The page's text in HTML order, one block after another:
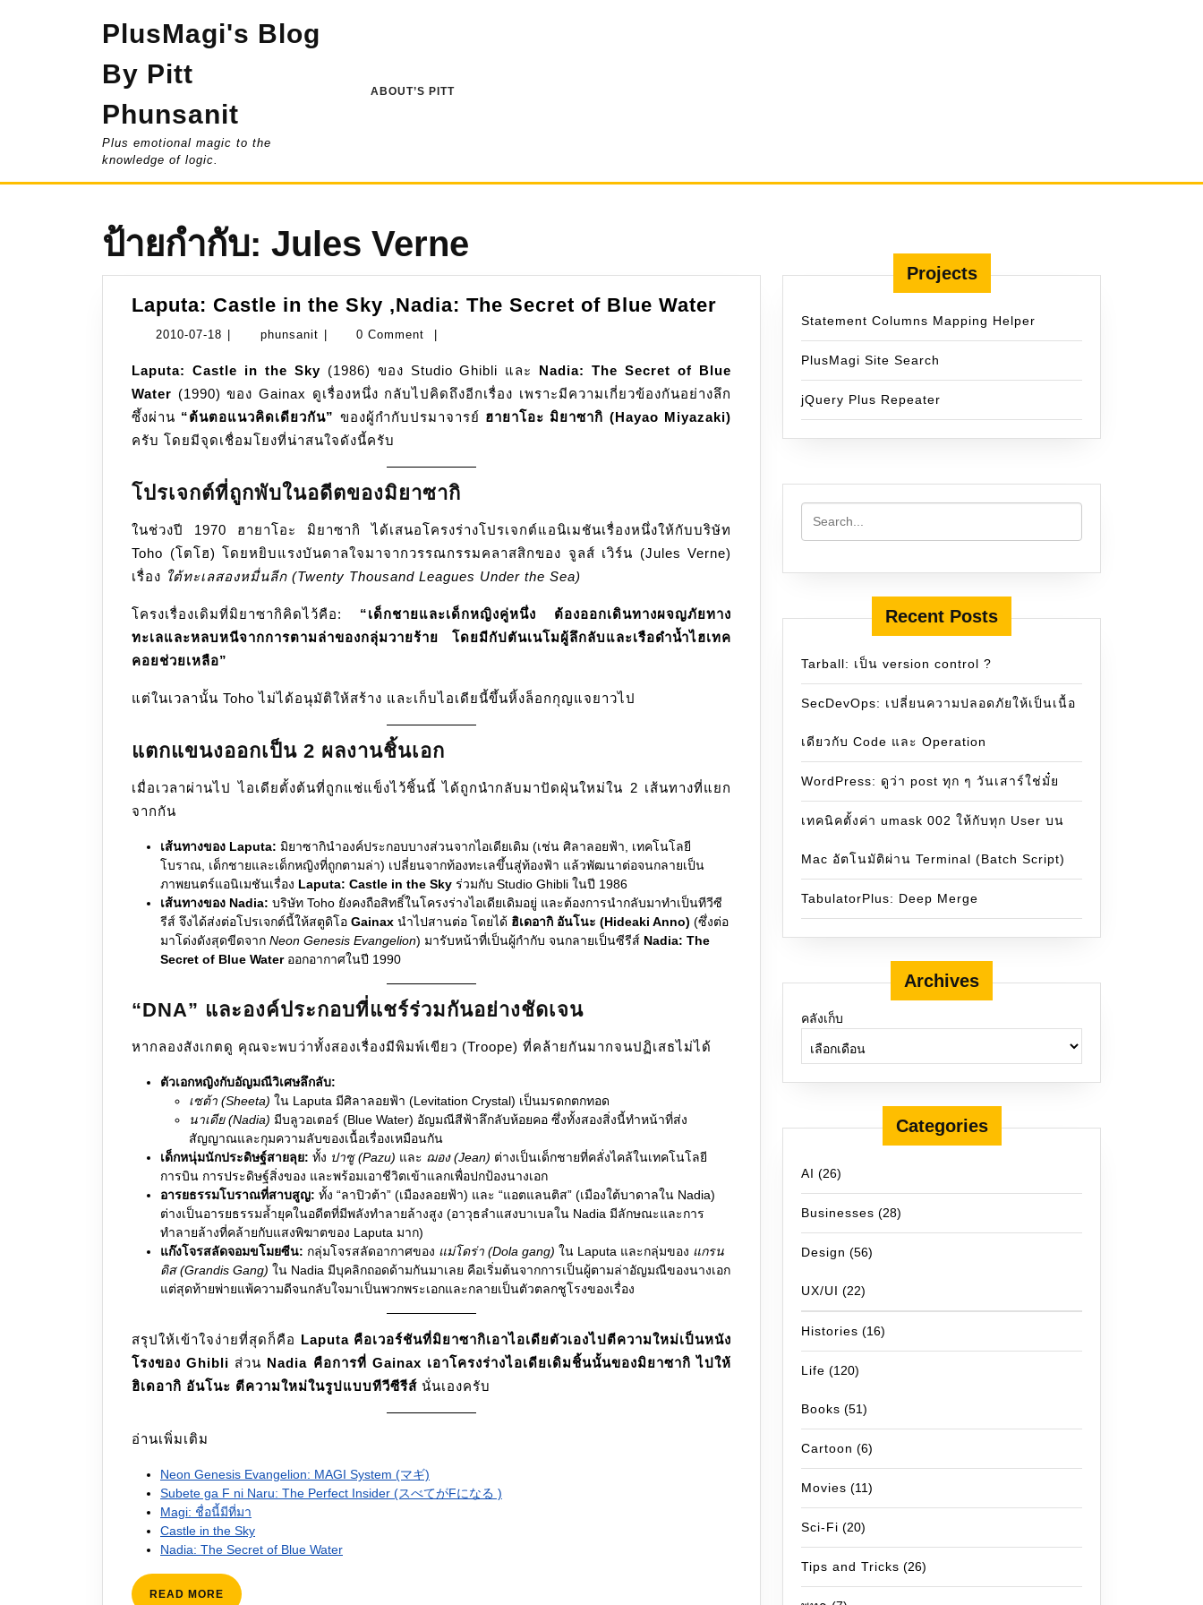
PlusMagi's Blog
By Pitt
Phunsanit
Plus emotional magic to the
knowledge of logic.
ABOUT’S PITT
ป้ายกำกับ: Jules Verne
Laputa: Castle in the Sky ,Nadia: The Secret of Blue Water
the
Sky
,Nadia:
Water
2010-07-18 2010-
18
phunsanit phunsanit0 Comment
Laputa: Castle in the Sky(1986) ของ Studio Ghibli และ Nadia: The Secret of Blue
Water (1990) ของ Gainax ดูเรื่องหนึ่ง กลับไปคิดถึงอีกเรื่อง เพราะมีความเกี่ยวข้องกันอย่างลึก
ซึ้งผ่าน “ต้นตอแนวคิดเดียวกัน” ของผู้กำกับปรมาจารย์ ฮายาโอะ มิยาซากิ (Hayao Miyazaki)
ครับ โดยมีจุดเชื่อมโยงที่น่าสนใจดังนี้ครับ
โปรเจกต์ที่ถูกพับในอดีตของมิยาซากิ
ในช่วงปี 1970 ฮายาโอะ มิยาซากิ ได้เสนอโครงร่างโปรเจกต์แอนิเมชันเรื่องหนึ่งให้กับบริษัท
Toho (โตโฮ) โดยหยิบแรงบันดาลใจมาจากวรรณกรรมคลาสสิกของ จูลส์ เวิร์น (Jules Verne)
เรื่อง ใต้ทะเลสองหมื่นลีก (Twenty Thousand Leagues Under the Sea)
โครงเรื่องเดิมที่มิยาซากิคิดไว้คือ: “เด็กชายและเด็กหญิงคู่หนึ่ง ต้องออกเดินทางผจญภัยทาง
ทะเลและหลบหนีจากการตามล่าของกลุ่มวายร้าย โดยมีกัปตันเนโมผู้ลึกลับและเรือดำน้ำไฮเทค
คอยช่วยเหลือ”
แต่ในเวลานั้น Toho ไม่ได้อนุมัติให้สร้าง และเก็บไอเดียนี้ขึ้นหิ้งล็อกกุญแจยาวไป
แตกแขนงออกเป็น 2 ผลงานชิ้นเอก
เมื่อเวลาผ่านไป ไอเดียตั้งต้นที่ถูกแช่แข็งไว้ชิ้นนี้ ได้ถูกนำกลับมาปัดฝุ่นใหม่ใน 2 เส้นทางที่แยก
จากกัน
เส้นทางของ Laputa: มิยาซากินำองค์ประกอบบางส่วนจากไอเดียเดิม (เช่น ศิลาลอยฟ้า, เทคโนโลยี
โบราณ, เด็กชายและเด็กหญิงที่ถูกตามล่า) เปลี่ยนจากท้องทะเลขึ้นสู่ท้องฟ้า แล้วพัฒนาต่อจนกลายเป็น
ภาพยนตร์แอนิเมชันเรื่อง Laputa: Castle in the Sky ร่วมกับ Studio Ghibli ในปี 1986
เส้นทางของ Nadia: บริษัท Toho ยังคงถือสิทธิ์ในโครงร่างไอเดียเดิมอยู่ และต้องการนำกลับมาทำเป็นทีวีซี
รีส์ จึงได้ส่งต่อโปรเจกต์นี้ให้สตูดิโอ Gainax นำไปสานต่อ โดยได้ ฮิเดอากิ อันโนะ (Hideaki Anno) (ซึ่งต่อ
มาโด่งดังสุดขีดจาก Neon Genesis Evangelion) มารับหน้าที่เป็นผู้กำกับ จนกลายเป็นซีรีส์ Nadia: The
Secret of Blue Waterออกอากาศในปี 1990
“DNA” และองค์ประกอบที่แชร์ร่วมกันอย่างชัดเจน
หากลองสังเกตดู คุณจะพบว่าทั้งสองเรื่องมีพิมพ์เขียว (Troope) ที่คล้ายกันมากจนปฏิเสธไม่ได้
ตัวเอกหญิงกับอัญมณีวิเศษลึกลับ:
เซต้า (Sheeta) ใน Laputa มีศิลาลอยฟ้า (Levitation Crystal) เป็นมรดกตกทอด
นาเดีย (Nadia) มีบลูวอเตอร์ (Blue Water) อัญมณีสีฟ้าลึกลับห้อยคอ ซึ่งทั้งสองสิ่งนี้ทำหน้าที่ส่ง
สัญญาณและกุมความลับของเนื้อเรื่องเหมือนกัน
เด็กหนุ่มนักประดิษฐ์สายลุย: ทั้ง ปาซู (Pazu) และ ฌอง (Jean) ต่างเป็นเด็กชายที่คลั่งไคล้ในเทคโนโลยี
การบิน การประดิษฐ์สิ่งของ และพร้อมเอาชีวิตเข้าแลกเพื่อปกป้องนางเอก
อารยธรรมโบราณที่สาบสูญ: ทั้ง “ลาปิวต้า” (เมืองลอยฟ้า) และ “แอตแลนติส” (เมืองใต้บาดาลใน Nadia)
ต่างเป็นอารยธรรมล้ำยุคในอดีตที่มีพลังทำลายล้างสูง (อาวุธลำแสงบาเบลใน Nadia มีลักษณะและการ
ทำลายล้างที่คล้ายกับแสงพิฆาตของ Laputa มาก)
แก๊งโจรสลัดจอมขโมยซีน: กลุ่มโจรสลัดอากาศของ แม่โดร่า (Dola gang) ใน Laputa และกลุ่มของ แกรน
ดิส (Grandis Gang) ใน Nadia มีบุคลิกถอดด้ามกันมาเลย คือเริ่มต้นจากการเป็นผู้ตามล่าอัญมณีของนางเอก
แต่สุดท้ายพ่ายแพ้ความดีจนกลับใจมาเป็นพวกพระเอกและกลายเป็นตัวตลกชูโรงของเรื่อง
สรุปให้เข้าใจง่ายที่สุดก็คือ Laputa คือเวอร์ชันที่มิยาซากิเอาไอเดียตัวเองไปตีความใหม่เป็นหนัง
โรงของ Ghibli ส่วน Nadia คือการที่ Gainax เอาโครงร่างไอเดียเดิมชิ้นนั้นของมิยาซากิ ไปให้
ฮิเดอากิ อันโนะ ตีความใหม่ในรูปแบบทีวีซีรีส์ นั่นเองครับ
อ่านเพิ่มเติม
Neon Genesis Evangelion: MAGI System (マギ)
Subete ga F ni Naru: The Perfect Insider (スべてがFになる )
Magi: ชื่อนี้มีที่มา
Castle in the Sky
Nadia: The Secret of Blue Water
READ MORE READ
Projects
Statement Columns Mapping Helper
PlusMagi Site Search
jQuery Plus Repeater
Recent Posts
Tarball: เป็น version control ?
SecDevOps: เปลี่ยนความปลอดภัยให้เป็นเนื้อ
เดียวกับ Code และ Operation
WordPress: ดูว่า post ทุก ๆ วันเสาร์ใช่มั๋ย
เทคนิคตั้งค่า umask 002 ให้กับทุก User บน
Mac อัตโนมัติผ่าน Terminal (Batch Script)
TabulatorPlus: Deep Merge
Archives
คลังเก็บ
Categories
AI (26)
Businesses (28)
Design (56)
UX/UI (22)
Histories (16)
Life (120)
Books (51)
Cartoon (6)
Movies (11)
Sci-Fi (20)
Tips and Tricks (26)